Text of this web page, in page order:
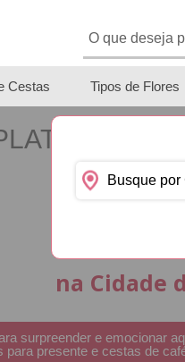
Cestas Tipos de Flores
na Cidade
surpreender e emocionar
para presente e cestas de